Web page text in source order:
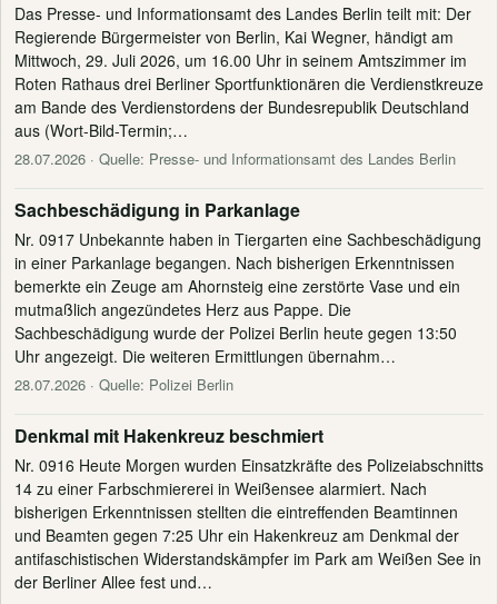
Das Presse- und Informationsamt des Landes Berlin teilt mit: Der
Regierende Bürgermeister von Berlin, Kai Wegner, händigt am
Mittwoch, 29. Juli 2026, um 16.00 Uhr in seinem Amtszimmer im
Roten Rathaus drei Berliner Sportfunktionären die Verdienstkreuze
am Bande des Verdienstordens der Bundesrepublik Deutschland
aus (Wort-Bild-Termin;…
28.07.2026 · Quelle: Presse- und Informationsamt des Landes Berlin
Sachbeschädigung in Parkanlage
Nr. 0917 Unbekannte haben in Tiergarten eine Sachbeschädigung
in einer Parkanlage begangen. Nach bisherigen Erkenntnissen
bemerkte ein Zeuge am Ahornsteig eine zerstörte Vase und ein
mutmaßlich angezündetes Herz aus Pappe. Die
Sachbeschädigung wurde der Polizei Berlin heute gegen 13:50
Uhr angezeigt. Die weiteren Ermittlungen übernahm…
28.07.2026 · Quelle: Polizei Berlin
Denkmal mit Hakenkreuz beschmiert
Nr. 0916 Heute Morgen wurden Einsatzkräfte des Polizeiabschnitts
14 zu einer Farbschmiererei in Weißensee alarmiert. Nach
bisherigen Erkenntnissen stellten die eintreffenden Beamtinnen
und Beamten gegen 7:25 Uhr ein Hakenkreuz am Denkmal der
antifaschistischen Widerstandskämpfer im Park am Weißen See in
der Berliner Allee fest und…